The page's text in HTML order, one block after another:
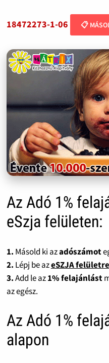
18472273-1-06 📋
Az Adó 1%
eSzja felületen:
1. Másold ki azadószámot
2. Lépj be azeSZJA felületre
3.Add le az1% felajánlást
az egész.
Az Adó 1%
alapon